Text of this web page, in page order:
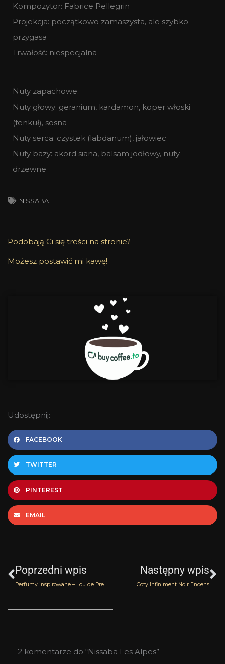
Kompozytor: Fabrice Pellegrin
Projekcja: początkowo zamaszysta, ale szybko
przygasa
Trwałość: niespecjalna
Nuty zapachowe:
Nuty głowy: geranium, kardamon, koper włoski
(fenkuł), sosna
Nuty serca: czystek (labdanum), jałowiec
Nuty bazy: akord siana, balsam jodłowy, nuty
drzewne
NISSABA
Podobają Ci się treści na stronie?
Możesz postawić mi kawę!
Udostępnij:
FACEBOOK
TWITTER
PINTEREST
EMAIL
Poprzedni wpis
Perfumy inspirowane – Lou de Pre Mystic Dream
Następny wpis
Coty Infiniment Noir Encens
2 komentarze do “Nissaba Les Alpes”